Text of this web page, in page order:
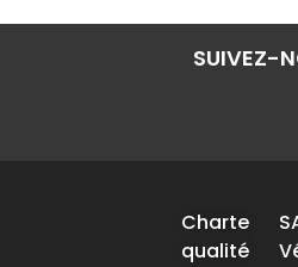
SUIVEZ-
Charte
qualité